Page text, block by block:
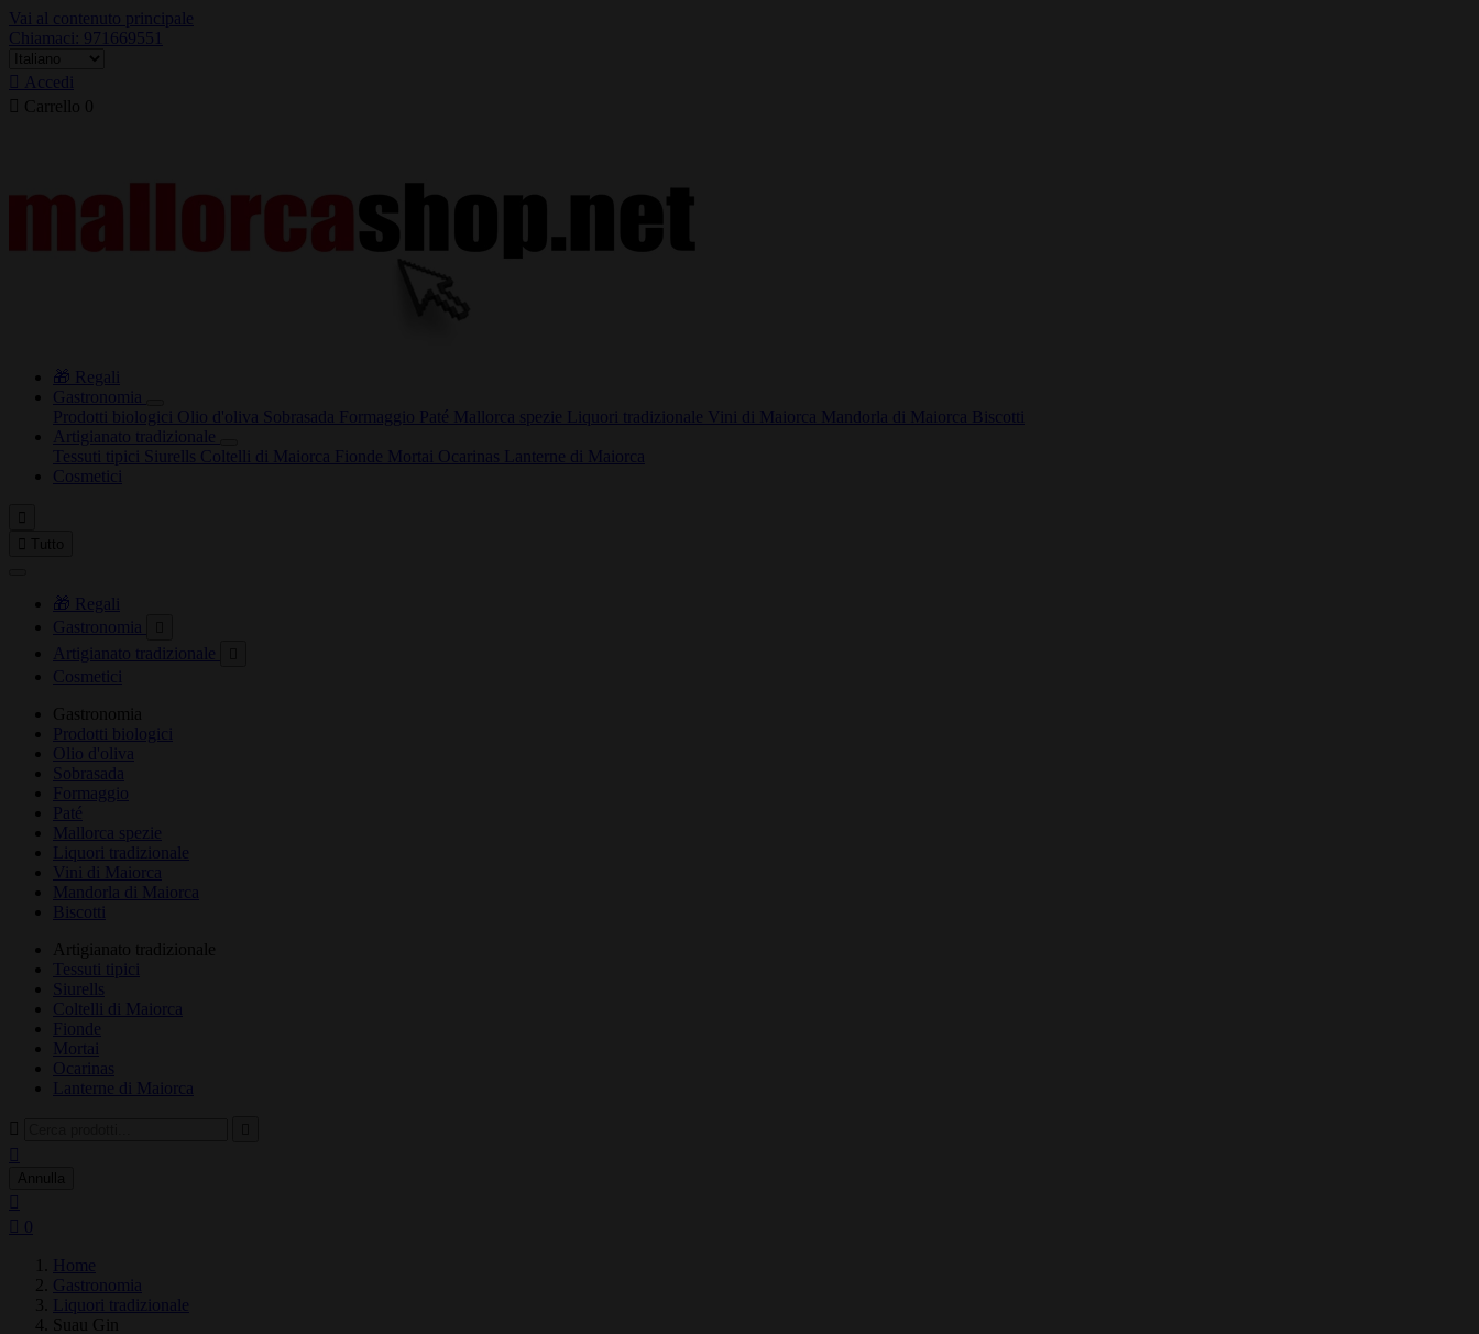
Vai al contenuto principale
Chiamaci: 971669551
Accedi
Carrello 0
🎁 Regali
Gastronomia
Prodotti biologici Olio d'oliva Sobrasada Formaggio Paté Mallorca spezie Liquori tradizionale Vini di Maiorca Mandorla di Maiorca Biscotti
Artigianato tradizionale
Tessuti tipici
Siurells Coltelli di Maiorca Fionde Mortai Ocarinas Lanterne di Maiorca
Cosmetici
🎁 Regali
Gastronomia
Artigianato tradizionale
Cosmetici
Gastronomia
Prodotti biologici
Olio d'oliva
Sobrasada
Formaggio
Paté
Mallorca spezie
Liquori tradizionale
Vini di Maiorca
Mandorla di Maiorca
Biscotti
Artigianato tradizionale
Tessuti tipici
Siurells
Coltelli di Maiorca
Fionde
Mortai
Ocarinas
Lanterne di Maiorca
0
Home
Gastronomia
Liquori tradizionale
Suau Gin